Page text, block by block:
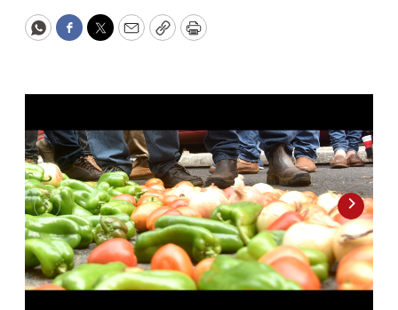
WhatsApp
Facebook
Twitter
EmailCopyPrint